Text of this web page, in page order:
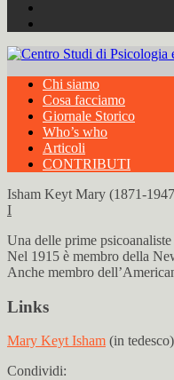
Chi siamo
Cosa facciamo
Giornale Storico
Who’s who
Articoli
CONTRIBUTI
Isham Keyt Mary (1871-
I
Una delle prime psicoanaliste
Nel 1915 è membro della
Anche membro
Links
Mary Keyt Isham (in tedesco)
Condividi: